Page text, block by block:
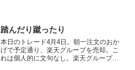
げて株価上げてくれな...
踏んだり蹴ったり
本日のトレード4月4日。朝一注文のおか
げで予定通り、楽天グループを売却。こ
れは個人的に文句なし。楽天グループの